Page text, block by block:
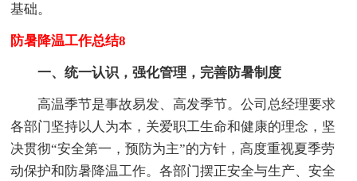
基础。
防暑降温工作总结8
一、统一认识，强化管理，完善防暑制度
高温季节是事故易发、高发季节。公司总经理要求
各部门坚持以人为本，关爱职工生命和健康的理念，坚
决贯彻“安全第一，预防为主”的方针，高度重视夏季劳
动保护和防暑降温工作。各部门摆正安全与生产、安全